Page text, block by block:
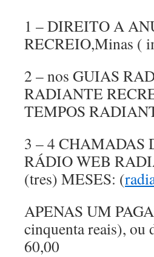
1 – DIREITO A
RECREIO,Minas (
2 – nos GUIAS
RADIANTE
TEMPOS
3 – 4
RÁDIO WEB
(tres) MESES: (
APENAS UM
cinquenta reais), ou
60,00